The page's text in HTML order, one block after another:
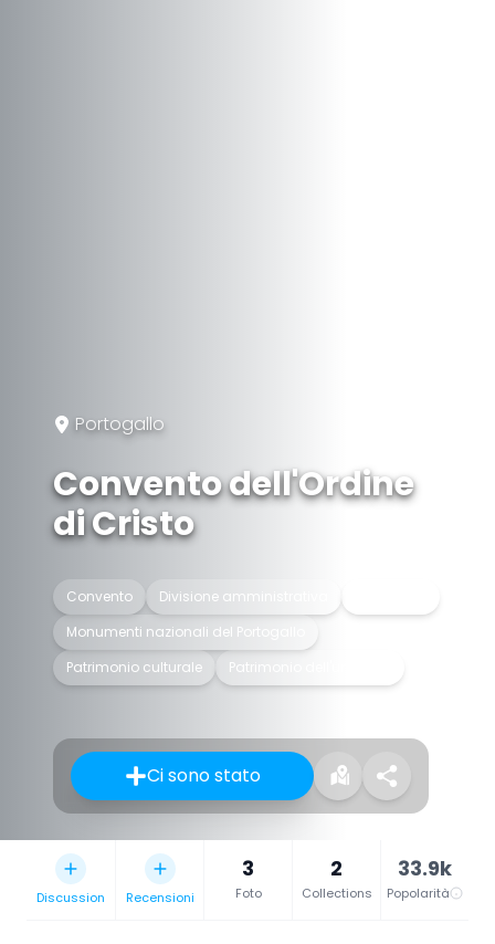
Portogallo
Convento dell'Ordine
di Cristo
Convento Divisione amministrativa
Monumenti nazionali del Portogallo
Patrimonio culturale
Patrimonio dell'umanità
Ci sono stato
Discussion Recensioni
3
Foto
2
Collections
33.9k
Popolarità